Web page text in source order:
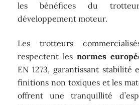
les bénéfices du
développement moteur.
Les trotteurs
respectent les normes
EN 1273, garantissant stabilité
finitions non toxiques et les
offrent une tranquillité